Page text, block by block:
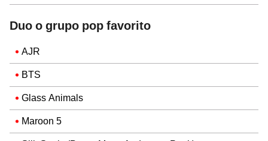
Duo o grupo pop favorito
AJR
BTS
Glass Animals
Maroon 5